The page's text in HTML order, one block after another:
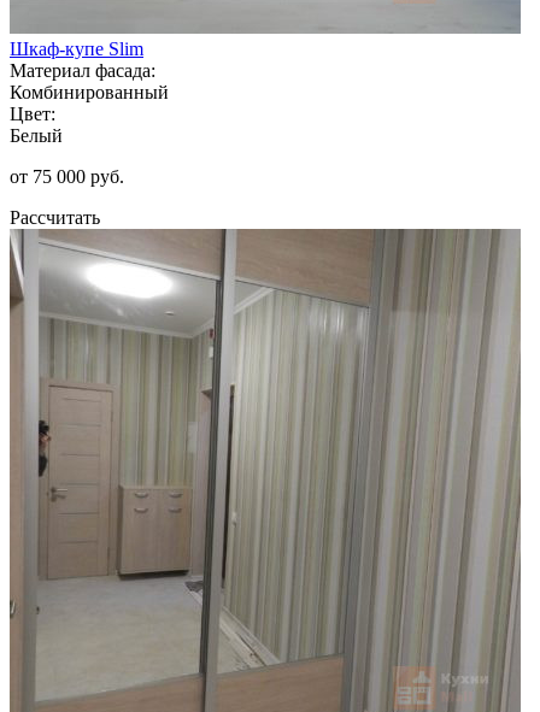
Шкаф-купе Slim
Материал фасада:
Комбинированный
Цвет:
Белый
от 75 000 руб.
Рассчитать